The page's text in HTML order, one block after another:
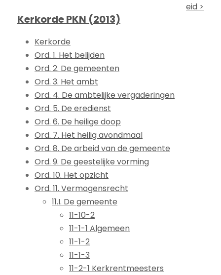
eid >
Kerkorde PKN (2013)
Kerkorde
Ord. 1. Het belijden
Ord. 2. De gemeenten
Ord. 3. Het ambt
Ord. 4. De ambtelijke vergaderingen
Ord. 5. De eredienst
Ord. 6. De heilige doop
Ord. 7. Het heilig avondmaal
Ord. 8. De arbeid van de gemeente
Ord. 9. De geestelijke vorming
Ord. 10. Het opzicht
Ord. 11. Vermogensrecht
11.I. De gemeente
11-10-2
11-1-1 Algemeen
11-1-2
11-1-3
11-2-1 Kerkrentmeesters